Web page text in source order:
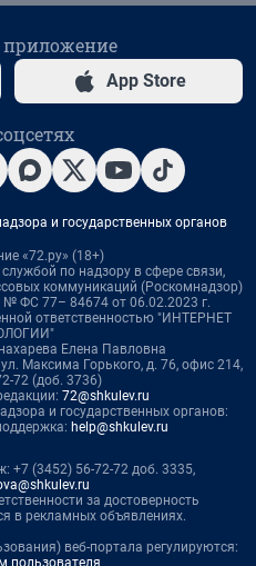
App Store
и государственных органов
«72.ру» (18+)
по надзору в сфере связи,
коммуникаций (Роскомнадзор)
ФС 77– 84674 от 06.02.2023 г.
ответственностью "ИНТЕРНЕТ
Елена Павловна
Максима Горького, д. 76, офис 214,
72 (доб. 3736)
72@shkulev.ru
и государственных органов:
help@shkulev.ru
+7 (3452) 56-72-72 доб. 3335,
за достоверность
в рекламных объявлениях.
веб-портала регулируются: